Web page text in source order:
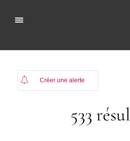
Créer une alerte
533